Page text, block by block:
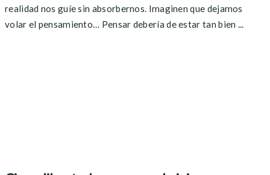
realidad nos guíe sin absorbernos. Imaginen que dejamos
volar el pensamiento… Pensar debería de estar tan bien ...